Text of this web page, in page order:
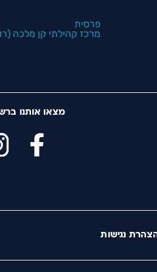
פרסית
מרכז קהילתי קן מלכה
מצאו אותנו
נגישות